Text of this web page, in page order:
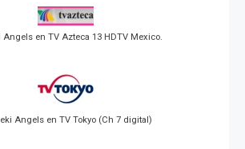
en TV Azteca 13 HDTV Mexico.
Angels en TV Tokyo (Ch 7 digital)